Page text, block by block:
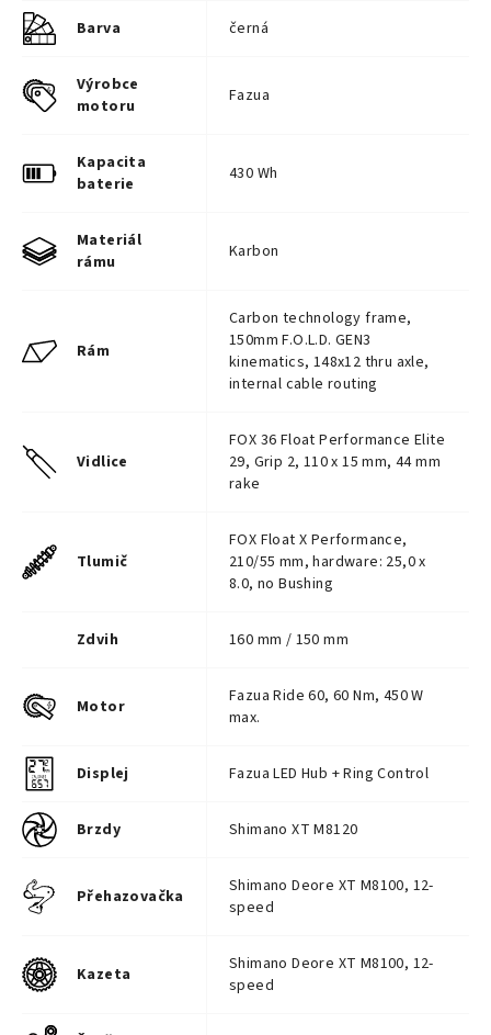
Barva černá
Výrobce
motoru
Fazua
Kapacita
baterie
430 Wh
Materiál
rámu
Karbon
Rám
Carbon technology frame,
150mm F.O.L.D. GEN3
kinematics, 148x12 thru axle,
internal cable routing
Vidlice
FOX 36 Float Performance Elite
29, Grip 2, 110 x 15 mm, 44 mm
rake
Tlumič
FOX Float X Performance,
210/55 mm, hardware: 25,0 x
8.0, no Bushing
Zdvih 160 mm / 150 mm
Motor
Fazua Ride 60, 60 Nm, 450 W
max.
Displej Fazua LED Hub + Ring Control
Brzdy Shimano XT M8120
Přehazovačka
Shimano Deore XT M8100, 12-
speed
Kazeta
Shimano Deore XT M8100, 12-
speed